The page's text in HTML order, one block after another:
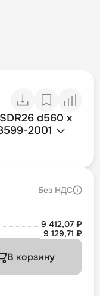
d560 х
2001
Без НДС
9 412,07 ₽
9 129,71 ₽
В корзину